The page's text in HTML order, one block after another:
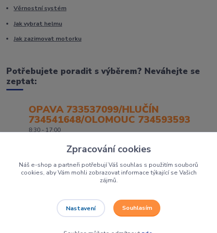
Věrnostní systém
Jak vybrat helmu
Jak zazimovat motorku
Potřebujete poradit s výběrem? Neváhejte se
zeptat:
OPAVA 733537099/HLUČÍN
734541648/OLOMOUC 734593593
8:30 - 17:00
Největší prodejce motorek, čtyřkolek a skútrů na Severní Moravě to je
Zpracování cookies
Náš e-shop a partneři potřebují Váš souhlas s použitím souborů
cookies, aby Vám mohli zobrazovat informace týkající se Vašich
zájmů.
Nastavení Souhlasím